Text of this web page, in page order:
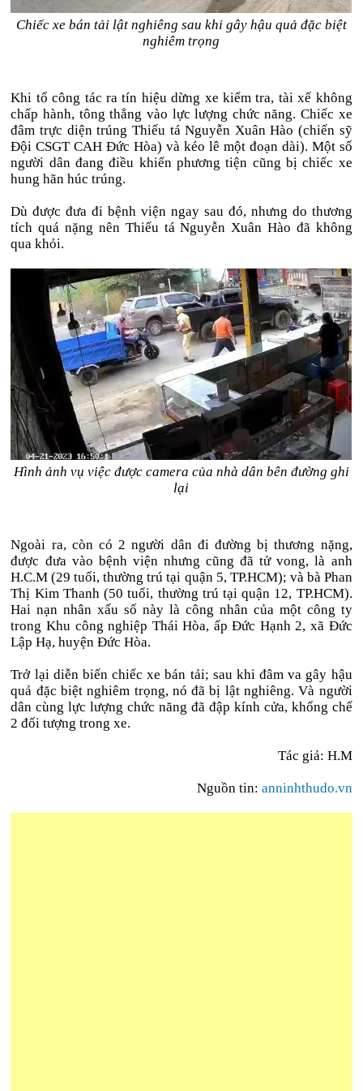
Chiếc xe bán tải lật nghiêng sau khi gây hậu quả đặc biệt
nghiêm trọng
Khi tổ công tác ra tín hiệu dừng xe kiểm tra, tài xế không
chấp hành, tông thẳng vào lực lượng chức năng. Chiếc xe
đâm trực diện trúng Thiếu tá Nguyễn Xuân Hào (chiến sỹ
Đội CSGT CAH Đức Hòa) và kéo lê một đoạn dài). Một số
người dân đang điều khiển phương tiện cũng bị chiếc xe
hung hãn húc trúng.
Dù được đưa đi bệnh viện ngay sau đó, nhưng do thương
tích quá nặng nên Thiếu tá Nguyễn Xuân Hào đã không
qua khỏi.
Hình ảnh vụ việc được camera của nhà dân bên đường ghi
lại
Ngoài ra, còn có 2 người dân đi đường bị thương nặng,
được đưa vào bệnh viện nhưng cũng đã tử vong, là anh
H.C.M (29 tuổi, thường trú tại quận 5, TP.HCM); và bà Phan
Thị Kim Thanh (50 tuổi, thường trú tại quận 12, TP.HCM).
Hai nạn nhân xấu số này là công nhân của một công ty
trong Khu công nghiệp Thái Hòa, ấp Đức Hạnh 2, xã Đức
Lập Hạ, huyện Đức Hòa.
Trở lại diễn biến chiếc xe bán tải; sau khi đâm va gây hậu
quả đặc biệt nghiêm trọng, nó đã bị lật nghiêng. Và người
dân cùng lực lượng chức năng đã đập kính cửa, khống chế
2 đối tượng trong xe.
Tác giả: H.M
Nguồn tin: anninhthudo.vn